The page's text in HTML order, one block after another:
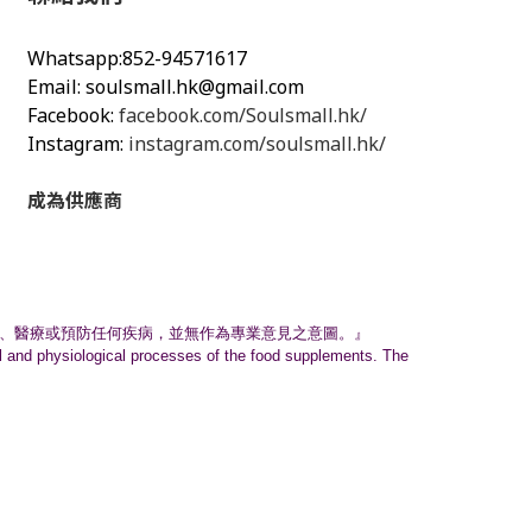
Whatsapp:852-94571617
Email: soulsmall.hk@gmail.com
Facebook: facebook.com/Soulsmall.hk/
Instagram: instagram.com/soulsmall.hk/
成為供應商
醫療或預防任何疾病，並無作為專業意見之意圖。』
physiological processes of the food supplements. The